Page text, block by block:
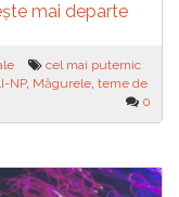
mai departe
cel mai puternic
NP, Măgurele, teme de
0